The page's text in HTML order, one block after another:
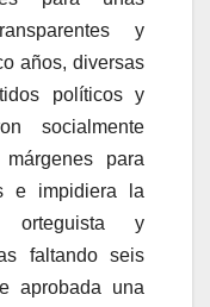
y
años, diversas
políticos y
socialmente
para
e impidiera la
orteguista y
faltando seis
aprobada una